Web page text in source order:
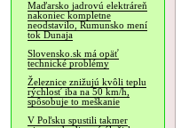
Maďarsko jadrovú elektráreň
nakoniec kompletne
neodstavilo, Rumunsko mení
tok Dunaja
Slovensko.sk má opäť
technické problémy
Železnice znižujú kvôli teplu
rýchlosť iba na 50 km/h,
spôsobuje to meškanie
V Poľsku spustili takmer